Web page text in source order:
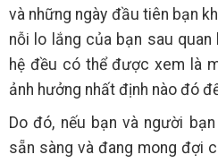
và những ngày đầu tiên bạn
nỗi lo lắng của bạn sau
hệ đều có thể được xem là
ảnh hưởng nhất định nào đó
Do đó, nếu bạn và người
sẵn sàng và đang mong đợi